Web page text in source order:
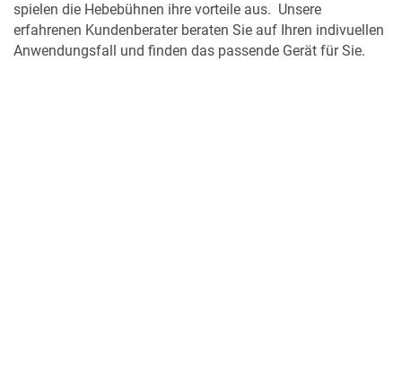
spielen die Hebebühnen ihre vorteile aus. Unsere
erfahrenen Kundenberater beraten Sie auf Ihren indivuellen
Anwendungsfall und finden das passende Gerät für Sie.